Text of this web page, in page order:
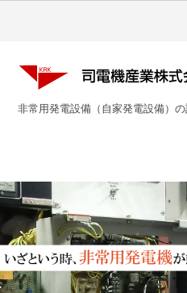
非常用発電設備（自家発電設備）